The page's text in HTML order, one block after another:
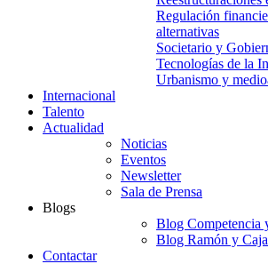
Regulación
alternativas
Societario y
Tecnologías de la
Urbanismo y
Internacional
Talento
Actualidad
Noticias
Eventos
Newsletter
Sala de Prensa
Blogs
Blog Competencia
Blog Ramón y
Contactar